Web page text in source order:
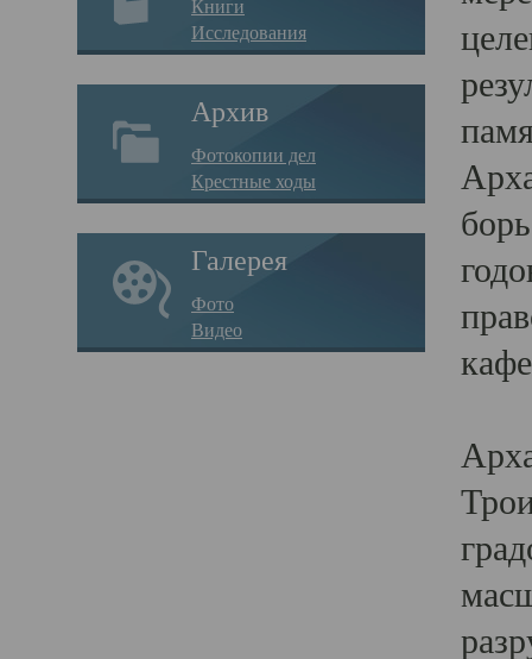
Книги
Исследования
Архив
Фотокопии дел
Крестные ходы
Галерея
Фото
Видео